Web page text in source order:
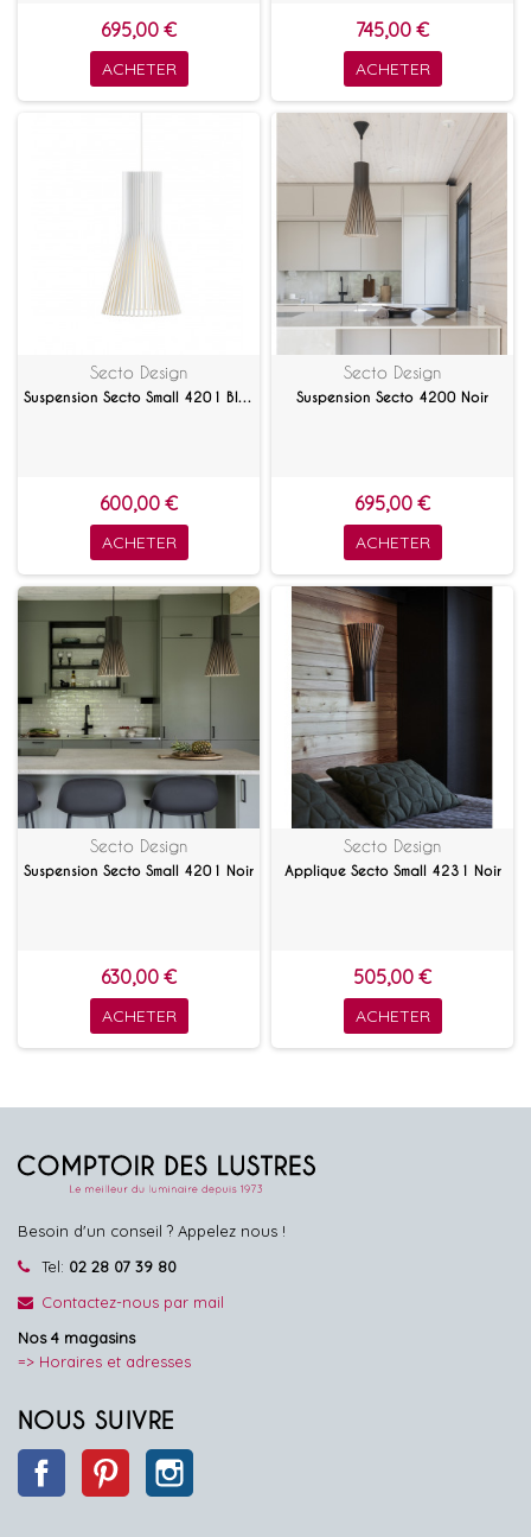
695,00 €
ACHETER
745,00 €
ACHETER
Secto Design
Suspension Secto Small 4201 Blanc
600,00 €
ACHETER
Secto Design
Suspension Secto 4200 Noir
695,00 €
ACHETER
Secto Design
Suspension Secto Small 4201 Noir
630,00 €
ACHETER
Secto Design
Applique Secto Small 4231 Noir
505,00 €
ACHETER
Besoin d'un conseil ? Appelez nous !
Tel: 02 28 07 39 80
Contactez-nous par mail
Nos 4 magasins
=> Horaires et adresses
NOUS SUIVRE
Facebook Pinterest